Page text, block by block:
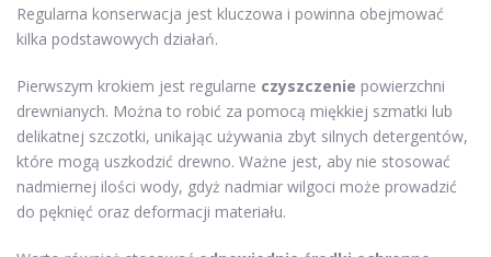
Regularna konserwacja jest kluczowa i powinna obejmować
kilka podstawowych działań.
Pierwszym krokiem jest regularne czyszczenie powierzchni
drewnianych. Można to robić za pomocą miękkiej szmatki lub
delikatnej szczotki, unikając używania zbyt silnych detergentów,
które mogą uszkodzić drewno. Ważne jest, aby nie stosować
nadmiernej ilości wody, gdyż nadmiar wilgoci może prowadzić
do pęknięć oraz deformacji materiału.